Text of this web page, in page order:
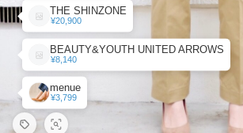
THE SHINZONE
¥20,900
BEAUTY&YOUTH UNITED ARROWS
¥8,140
menue
¥3,799